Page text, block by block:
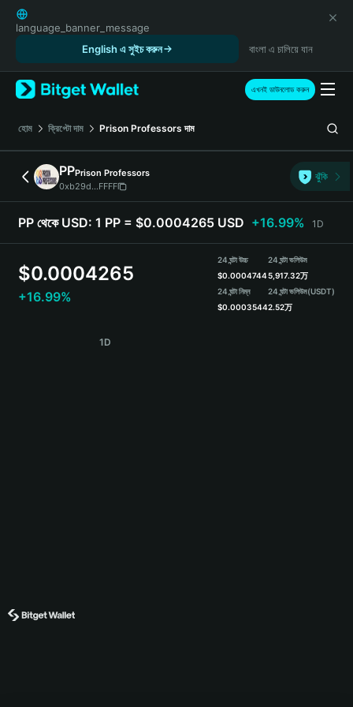
English
日本語
Русский
Español (Latinoamérica)
Türkçe
Italiano
Deutsch
简体中文
繁體中文
Português (Portugal)
हिन्दी
Español (Argentina)
language_banner_message
English এ সুইচ করুন
বাংলা এ চালিয়ে যান
এখনই ডাউনলোড করুন
হোম ক্রিপ্টো দাম Prison Professors দাম
PPPrison Professors
0xb29d...FFFF
ঝুঁকি
PP থেকে USD: 1 PP = $0.0004265 USD +16.99% 1D
$0.0004265
+16.99%
24 ঘন্টা উচ্চ
$0.0004744
24 ঘন্টা নিম্ন
$0.0003544
24 ঘন্টা ভলিউম
5,917.32万
24 ঘন্টা ভলিউম(USDT)
2.52万
1D